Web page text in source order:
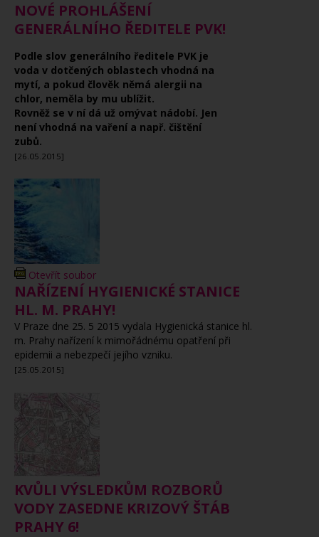
NOVÉ PROHLÁŠENÍ
GENERÁLNÍHO ŘEDITELE PVK!
Podle slov generálního ředitele PVK je
voda v dotčených oblastech vhodná na
mytí, a pokud člověk němá alergii na
chlor, neměla by mu ublížit.
Rovněž se v ní dá už omývat nádobí. Jen
není vhodná na vaření a např. čištění
zubů.
[26.05.2015]
Otevřít soubor
NAŘÍZENÍ HYGIENICKÉ STANICE
HL. M. PRAHY!
V Praze dne 25. 5 2015 vydala Hygienická stanice hl.
m. Prahy nařízení k mimořádnému opatření při
epidemii a nebezpečí jejího vzniku.
[25.05.2015]
KVŮLI VÝSLEDKŮM ROZBORŮ
VODY ZASEDNE KRIZOVÝ ŠTÁB
PRAHY 6!